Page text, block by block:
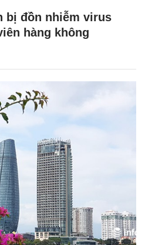
bị đồn nhiễm virus
hàng không